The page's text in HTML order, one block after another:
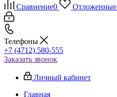
Сравнение0 Отложенные
Телефоны
+7 (4712) 580-555
Заказать звонок
Личный кабинет
Главная